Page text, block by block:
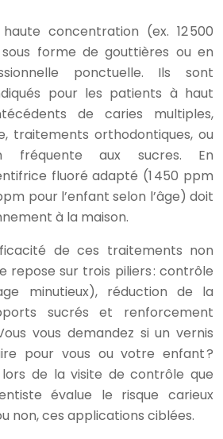
concentration (ex. 12 500
forme de gouttières ou en
ponctuelle. Ils sont
pour les patients à haut
de caries multiples,
traitements orthodontiques, ou
fréquente aux sucres. En
fluoré adapté (1 450 ppm
pour l’enfant selon l’âge) doit
à la maison.
de ces traitements non
repose sur trois piliers : contrôle
minutieux), réduction de la
sucrés et renforcement
vous demandez si un vernis
pour vous ou votre enfant ?
lors de la visite de contrôle que
évalue le risque carieux
non, ces applications ciblées.